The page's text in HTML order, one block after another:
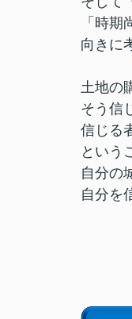
「時
向きに
土地の
そう信
信じる
という
自分の
自分を